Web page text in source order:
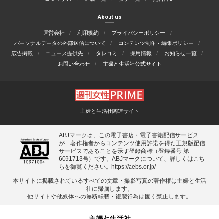
About us
運営会社 利用規約
プライバシーポリシー
パーソナルデータの外部送信について
コンテンツ制作・編集ポリシー
広告掲載
ニュース提供先 タレコミ 採用情報
お知らせ一覧
お問い合わせ
主婦と生活社公式サイト
主婦と生活社関連サイト
ABJマークは、この電子書店・電子書籍配信サービス
が、著作権者からコンテンツ使用許諾を得た正規版配信
サービスであることを示す登録商標（登録番号 第
6091713号）です。ABJマークについて、詳しくはこち
らを御覧ください。
https://aebs.or.jp/
本サイトに掲載されているすべての⽂章・撮影写真の著作権は主婦と⽣活
社に帰属します。
他サイトや他媒体への無断転載・複製⾏為は固く禁⽌します。